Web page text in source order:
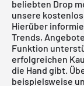
beliebten Drop
unsere
Hierüber
Trends,
Funktion
erfolgreichen
die Hand gibt.
beispielsweise